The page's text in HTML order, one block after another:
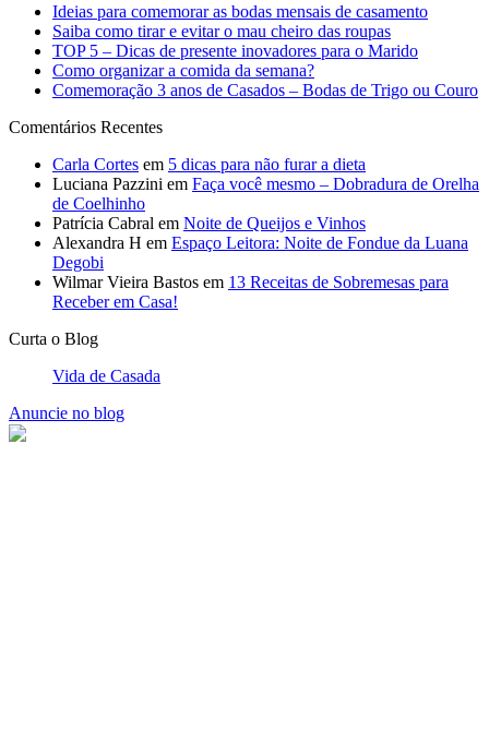
Ideias para comemorar as bodas mensais de casamento
Saiba como tirar e evitar o mau cheiro das roupas
TOP 5 – Dicas de presente inovadores para o Marido
Como organizar a comida da semana?
Comemoração 3 anos de Casados – Bodas de Trigo ou Couro
Comentários Recentes
Carla Cortes em 5 dicas para não furar a dieta
Luciana Pazzini em Faça você mesmo – Dobradura de Orelha
de Coelhinho
Patrícia Cabral em Noite de Queijos e Vinhos
Alexandra H em Espaço Leitora: Noite de Fondue da Luana
Degobi
Wilmar Vieira Bastos em 13 Receitas de Sobremesas para
Receber em Casa!
Curta o Blog
Vida de Casada
Anuncie no blog